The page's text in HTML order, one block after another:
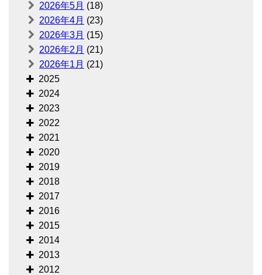
2026年5月 (18)
2026年4月 (23)
2026年3月 (15)
2026年2月 (21)
2026年1月 (21)
2025
2024
2023
2022
2021
2020
2019
2018
2017
2016
2015
2014
2013
2012